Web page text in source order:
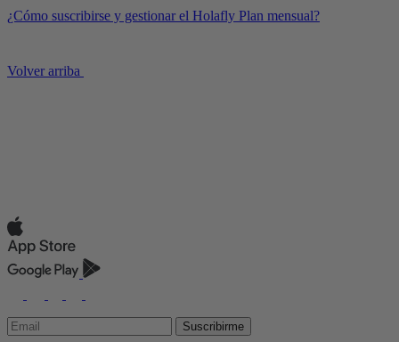
¿Cómo suscribirse y gestionar el Holafly Plan mensual?
Volver arriba
Suscribirme